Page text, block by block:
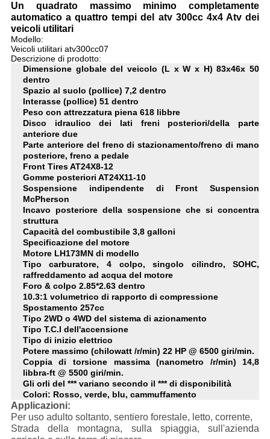
Un quadrato massimo minimo completamente
automatico a quattro tempi del atv 300cc 4x4 Atv dei
veicoli utilitari
Modello:
Veicoli utilitari atv300cc07
Descrizione di prodotto:
Dimensione globale del veicolo (L x W x H) 83x46x 50
dentro
Spazio al suolo (pollice) 7,2 dentro
Interasse (pollice) 51 dentro
Peso con attrezzatura piena 618 libbre
Disco idraulico dei lati freni posteriori/della parte
anteriore due
Parte anteriore del freno di stazionamento/freno di mano
posteriore, freno a pedale
Front Tires AT24X8-12
Gomme posteriori AT24X11-10
Sospensione indipendente di Front Suspension
McPherson
Incavo posteriore della sospensione che si concentra
struttura
Capacità del combustibile 3,8 galloni
Specificazione del motore
Motore LH173MN di modello
Tipo carburatore, 4 colpo, singolo cilindro, SOHC,
raffreddamento ad acqua del motore
Foro & colpo 2.85*2.63 dentro
10.3:1 volumetrico di rapporto di compressione
Spostamento 257cc
Tipo 2WD o 4WD del sistema di azionamento
Tipo T.C.I dell'accensione
Tipo di inizio elettrico
Potere massimo (chilowatt /r/min) 22 HP @ 6500 giri/min.
Coppia di torsione massima (nanometro /r/min) 14,8
libbra-ft @ 5500 giri/min.
Gli orli del *** variano secondo il *** di disponibilità
Colori: Rosso, verde, blu, cammuffamento
Applicazioni:
Per uso adulto soltanto, sentiero forestale, letto, corrente,
Strada della montagna, sulla spiaggia, sull'azienda